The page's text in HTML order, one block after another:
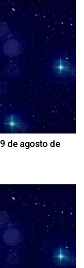
de agosto de